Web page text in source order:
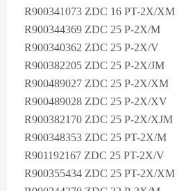
R900341073 ZDC 16 PT-2X/XM
R900344369 ZDC 25 P-2X/M
R900340362 ZDC 25 P-2X/V
R900382205 ZDC 25 P-2X/JM
R900489027 ZDC 25 P-2X/XM
R900489028 ZDC 25 P-2X/XV
R900382170 ZDC 25 P-2X/XJM
R900348353 ZDC 25 PT-2X/M
R901192167 ZDC 25 PT-2X/V
R900355434 ZDC 25 PT-2X/XM